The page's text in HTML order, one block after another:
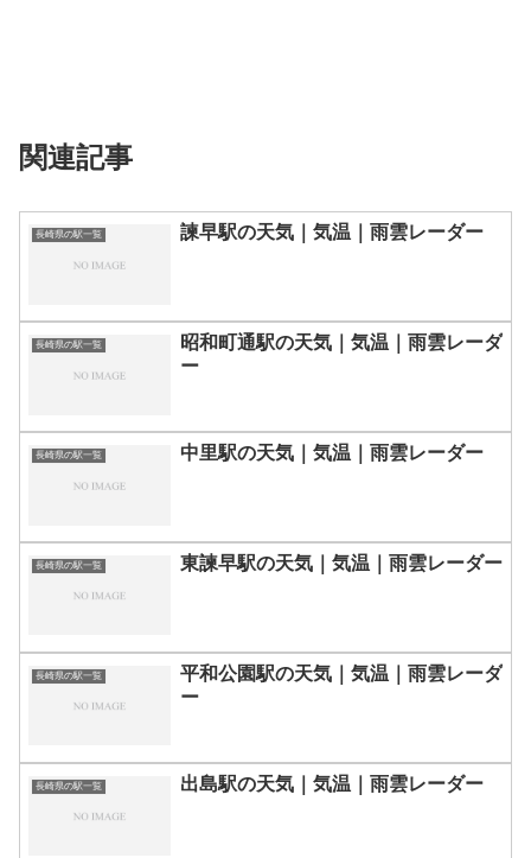
関連記事
長崎県の駅一覧 諫早駅の天気｜気温｜雨雲レーダー
長崎県の駅一覧
昭和町通駅の天気｜気温｜雨雲レーダ
ー
長崎県の駅一覧 中里駅の天気｜気温｜雨雲レーダー
長崎県の駅一覧 東諫早駅の天気｜気温｜雨雲レーダー
長崎県の駅一覧
平和公園駅の天気｜気温｜雨雲レーダ
ー
長崎県の駅一覧 出島駅の天気｜気温｜雨雲レーダー